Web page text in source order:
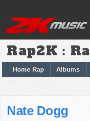
Rap2K :
Home Rap Albums
Nate Dogg